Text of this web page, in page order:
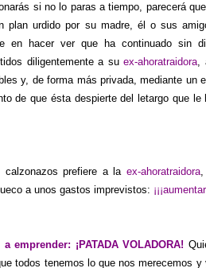
si no lo paras a tiempo, parecerá
plan urdido por su madre, él o sus
en hacer ver que ha continuado sin
diligentemente a suex-ahoratraidora,
y, de forma más privada, mediante un
de que ésta despierte del letargo que
calzonazos prefiere a la ex-ahoratraidora,
a unos gastos imprevistos: ¡¡¡
a emprender: ¡PATADA VOLADORA!
todos tenemos lo que nos merecemos